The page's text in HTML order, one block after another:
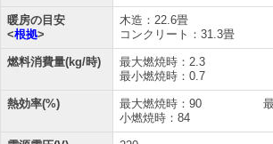
暖房の目安
<根拠>
木造：22.6畳
コンクリート：31.3畳
燃料消費量(kg/時)
最大燃焼時：2.3
最小燃焼時：0.7
熱効率(%)
最大燃焼時：90
小燃焼時：84